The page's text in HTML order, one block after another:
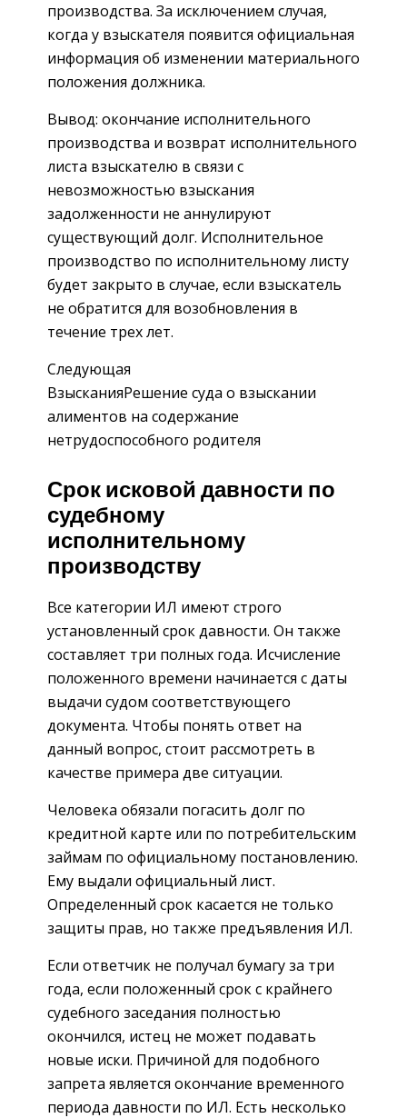
производства. За исключением случая,
когда у взыскателя появится официальная
информация об изменении материального
положения должника.
Вывод: окончание исполнительного
производства и возврат исполнительного
листа взыскателю в связи с
невозможностью взыскания
задолженности не аннулируют
существующий долг. Исполнительное
производство по исполнительному листу
будет закрыто в случае, если взыскатель
не обратится для возобновления в
течение трех лет.
Следующая
ВзысканияРешение суда о взыскании
алиментов на содержание
нетрудоспособного родителя
Срок исковой давности по
судебному
исполнительному
производству
Все категории ИЛ имеют строго
установленный срок давности. Он также
составляет три полных года. Исчисление
положенного времени начинается с даты
выдачи судом соответствующего
документа. Чтобы понять ответ на
данный вопрос, стоит рассмотреть в
качестве примера две ситуации.
Человека обязали погасить долг по
кредитной карте или по потребительским
займам по официальному постановлению.
Ему выдали официальный лист.
Определенный срок касается не только
защиты прав, но также предъявления ИЛ.
Если ответчик не получал бумагу за три
года, если положенный срок с крайнего
судебного заседания полностью
окончился, истец не может подавать
новые иски. Причиной для подобного
запрета является окончание временного
периода давности по ИЛ. Есть несколько